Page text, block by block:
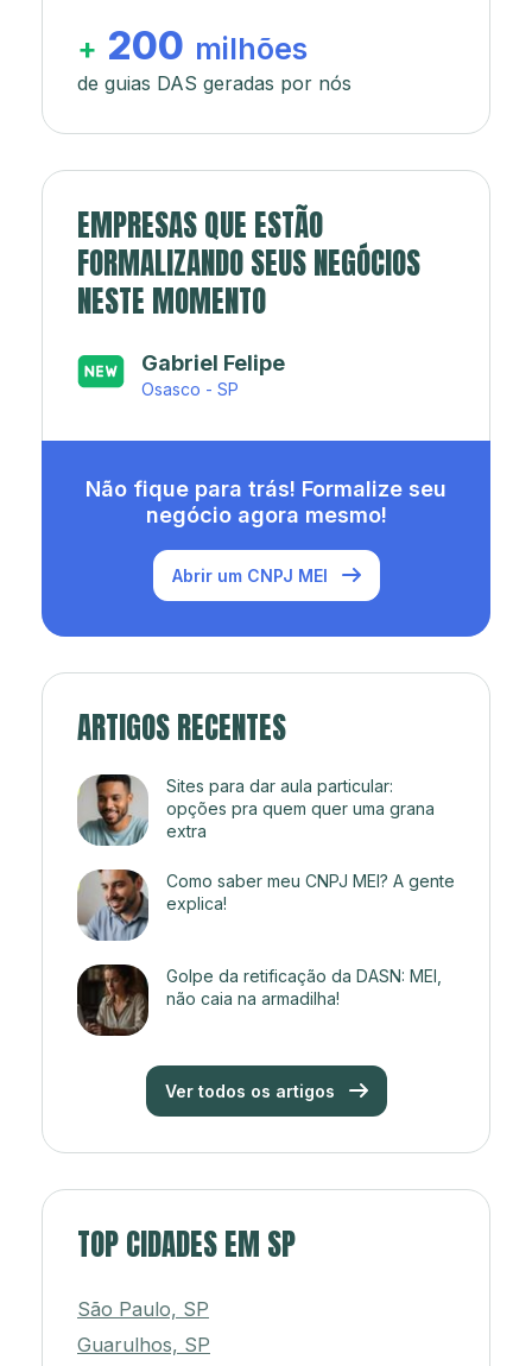
+ 200 milhões
de guias DAS geradas por nós
EMPRESAS QUE ESTÃO
FORMALIZANDO SEUS NEGÓCIOS
NESTE MOMENTO
Japa’s açaí e sorveteria
Rio de Janeiro - RJ
Não fique para trás! Formalize seu
negócio agora mesmo!
Abrir um CNPJ MEI
ARTIGOS RECENTES
Sites para dar aula particular:
opções pra quem quer uma grana
extra
Como saber meu CNPJ MEI? A gente
explica!
Golpe da retificação da DASN: MEI,
não caia na armadilha!
Ver todos os artigos
TOP CIDADES EM SP
São Paulo, SP
Guarulhos, SP